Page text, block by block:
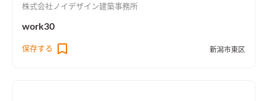
株式会社ノイデザイン建築事務所
work30
保存する 新潟市東区